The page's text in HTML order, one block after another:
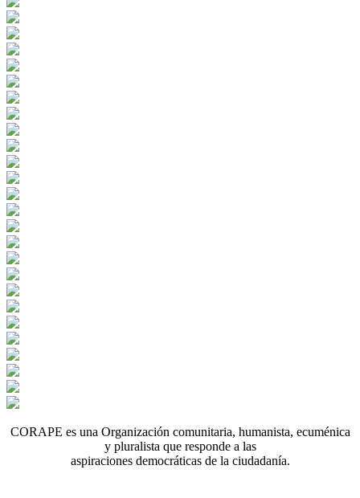
CORAPE es una Organización comunitaria, humanista, ecuménica
y pluralista que responde a las
aspiraciones democráticas de la ciudadanía.